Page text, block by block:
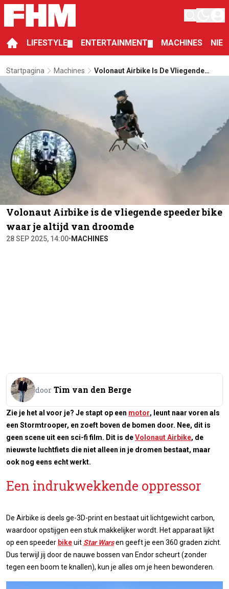
LIFESTYLE ENTERTAINMENT MACHINES
Startpagina Machines
Volonaut Airbike Is De Vliegende
Droomde
Volonaut Airbike is de vliegende speeder bike
waar je altijd van droomde
28 SEP 2025, 14:00• MACHINES
door Tim van den Berge
Zie je het al voor je? Je stapt op een motor, leunt naar voren als
een Stormtrooper, en zoeft boven de bomen door. Nee, dit is
geen scene uit een sci-fi film. Dit is deVolonaut Airbike, de
nieuwste luchtfiets die niet alleen in je dromen bestaat, maar
ook nog eens echt werkt.
Een indrukwekkende oppressor
De Airbike is deels ge-3D-print en bestaat uit lichtgewicht carbon,
waardoor opstijgen een stuk makkelijker wordt. Het apparaat lijkt
op een speeder bikeuit Star Warsen geeft je een 360 graden zicht.
Dus terwijl jij door de nauwe bossen van Endor scheurt (zonder
tegen een boom te knallen), kun je alles om je heen bewonderen.